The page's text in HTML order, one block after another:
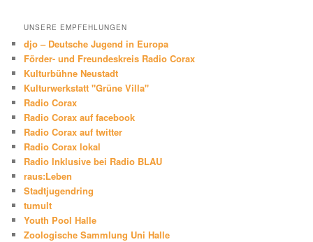
UNSERE EMPFEHLUNGEN
djo – Deutsche Jugend in Europa
Förder- und Freundeskreis Radio Corax
Kulturbühne Neustadt
Kulturwerkstatt "Grüne Villa"
Radio Corax
Radio Corax auf facebook
Radio Corax auf twitter
Radio Corax lokal
Radio Inklusive bei Radio BLAU
raus:Leben
Stadtjugendring
tumult
Youth Pool Halle
Zoologische Sammlung Uni Halle